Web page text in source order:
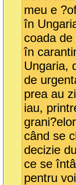
meu e
în
coada
în
Ungaria,
de
prea au
iau,
când se
decizie
ce se
pentru